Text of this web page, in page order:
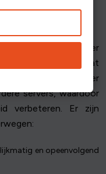
van inkomend verkeer
wordt voorkomen dat
Een loadbalancer
servers, waardoor
verbeteren. Er zijn
en opeenvolgend